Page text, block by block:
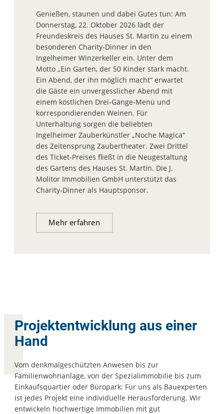
Genießen, staunen und dabei Gutes tun: Am
Donnerstag, 22. Oktober 2026 lädt der
Freundeskreis des Hauses St. Martin zu einem
besonderen Charity-Dinner in den
Ingelheimer Winzerkeller ein. Unter dem
Motto „Ein Garten, der 50 Kinder stark macht.
Ein Abend, der ihn möglich macht“ erwartet
die Gäste ein unvergesslicher Abend mit
einem köstlichen Drei-Gänge-Menü und
korrespondierenden Weinen. Für
Unterhaltung sorgen die beliebten
Ingelheimer Zauberkünstler „Noche Magica“
des Zeitensprung Zaubertheater. Zwei Drittel
des Ticket-Preises fließt in die Neugestaltung
des Gartens des Hauses St. Martin. Die J.
Molitor Immobilien GmbH unterstützt das
Charity-Dinner als Hauptsponsor.
Mehr erfahren
Projektentwicklung aus einer
Hand
Vom denkmalgeschützten Anwesen bis zur
Familienwohnanlage, von der Spezialimmobilie bis zum
Einkaufsquartier oder Büropark: Für uns als Bauexperten
ist jedes Projekt eine individuelle Herausforderung. Wir
entwickeln hochwertige Immobilien mit gut